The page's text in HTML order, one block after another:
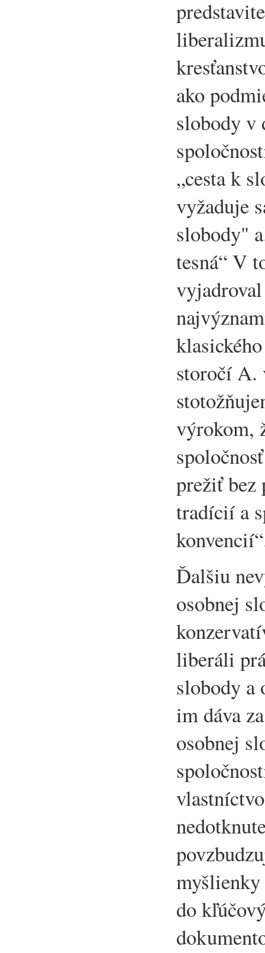
ako
slobody v
„cesta k
vyžaduje
slobody"
tesná“ V
storočí A.
výrokom,
prežiť bez
tradícií a
Ďalšiu
osobnej
liberáli
slobody a
im dáva
osobnej
myšlienky
do